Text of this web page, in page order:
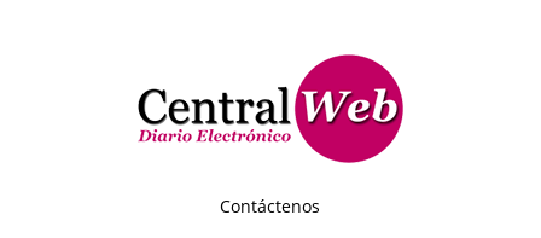
Contáctenos